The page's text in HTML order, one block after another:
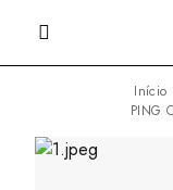
Início
PING